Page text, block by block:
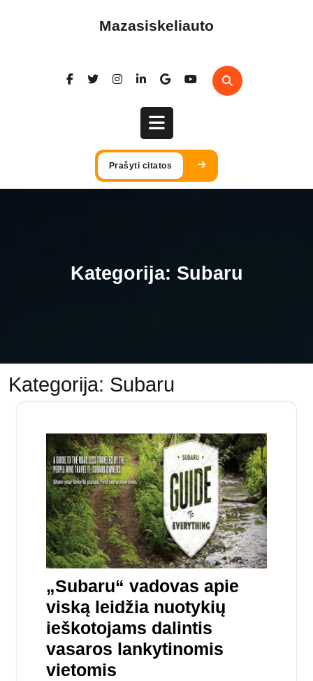
Mazasiskeliauto
Open
Button
Prašyti citatos
Kategorija: Subaru
Kategorija: Subaru
„Subaru“ vadovas apie
viską leidžia nuotykių
ieškotojams dalintis
vasaros lankytinomis
vietomis